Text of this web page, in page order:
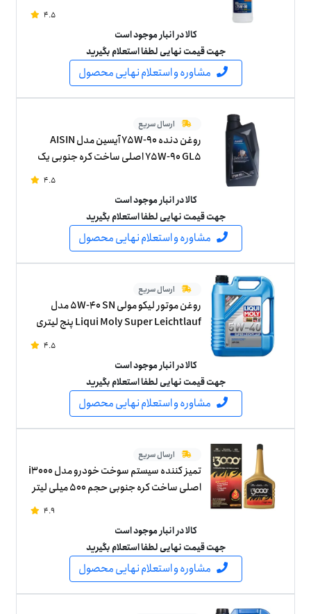
4.5
کالا در انبار موجود است
جهت قیمت نهایی لطفا استعلام بگیرید
مشاوره و استعلام نهایی محصول
ارسال سریع
روغن دنده 75W-90 آیسین مدل AISIN
75W-90 GL5 اصلی ساخت کره جنوبی یک
4.5
کالا در انبار موجود است
جهت قیمت نهایی لطفا استعلام بگیرید
مشاوره و استعلام نهایی محصول
ارسال سریع
روغن موتور لیکو مولی 5W-40 SN مدل
Liqui Moly Super Leichtlauf پنج لیتری
4.5
کالا در انبار موجود است
جهت قیمت نهایی لطفا استعلام بگیرید
مشاوره و استعلام نهایی محصول
ارسال سریع
تمیز کننده سیستم سوخت خودرو مدل i3000
اصلی ساخت کره جنوبی حجم 500 میلی لیتر
4.9
کالا در انبار موجود است
جهت قیمت نهایی لطفا استعلام بگیرید
مشاوره و استعلام نهایی محصول